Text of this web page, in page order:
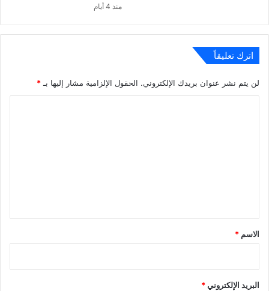
منذ 4 أيام
اترك تعليقاً
لن يتم نشر عنوان بريدك الإلكتروني. الحقول الإلزامية مشار إليها بـ *
*
الاسم *
البريد الإلكتروني*